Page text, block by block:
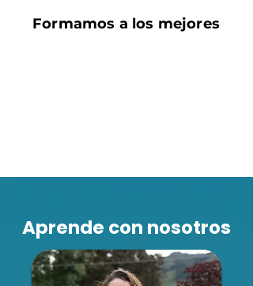
Formamos a los mejores
Aprende con nosotros